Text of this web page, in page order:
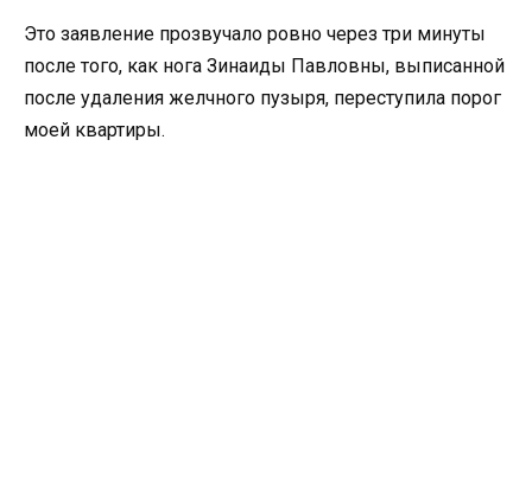
Это заявление прозвучало ровно через три минуты
после того, как нога Зинаиды Павловны, выписанной
после удаления желчного пузыря, переступила порог
моей квартиры.